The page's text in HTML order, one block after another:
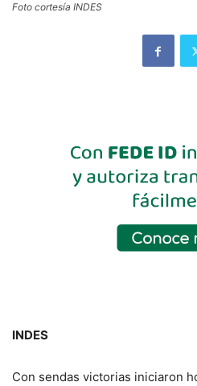
Foto cortesía INDES
INDES
Con sendas victorias iniciaron